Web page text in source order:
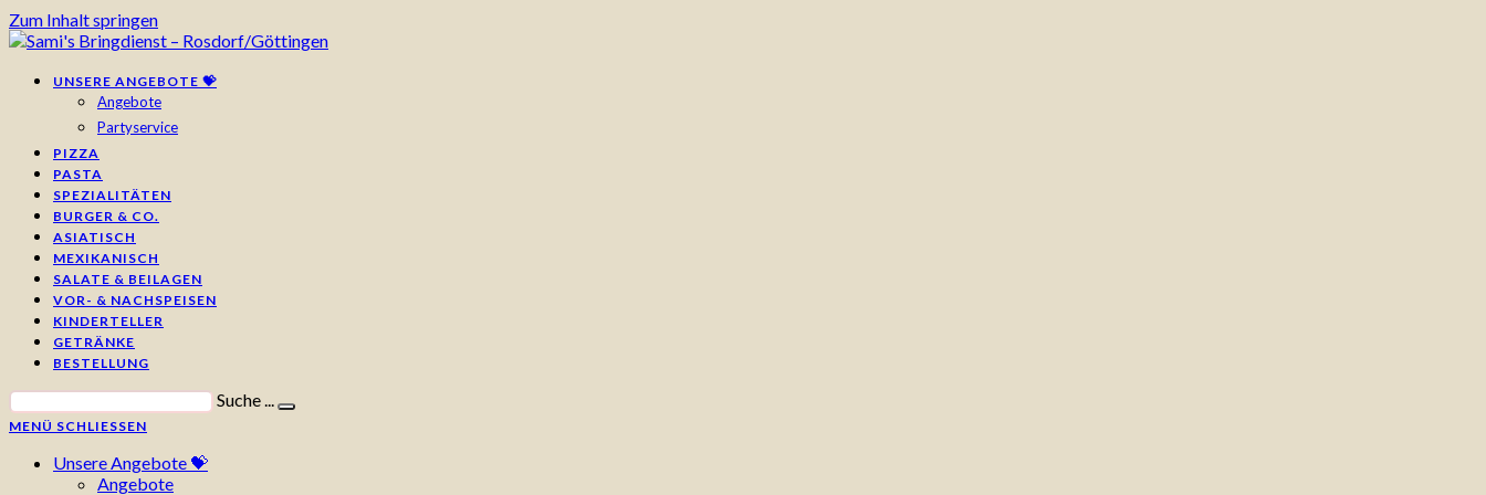
Zum Inhalt springen
UNSERE ANGEBOTE 💝
Angebote
Partyservice
PIZZA
PASTA
SPEZIALITÄTEN
BURGER & CO.
ASIATISCH
MEXIKANISCH
SALATE & BEILAGEN
VOR- & NACHSPEISEN
KINDERTELLER
GETRÄNKE
BESTELLUNG
Suche ...
MENÜ SCHLIESSEN
Unsere Angebote 💝
Angebote